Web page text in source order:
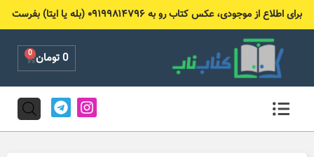
برای اطلاع از موجودی، عکس کتاب رو به ۰۹۱۹۹۸۱۴۷۹۶ (بله یا ایتا) بفرست
0تومان 0
Cart
I
n
s
T
e
l